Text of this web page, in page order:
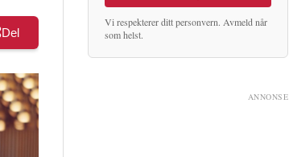
Del
Vi respekterer ditt personvern. Avmeld når
som helst.
ANNONSE